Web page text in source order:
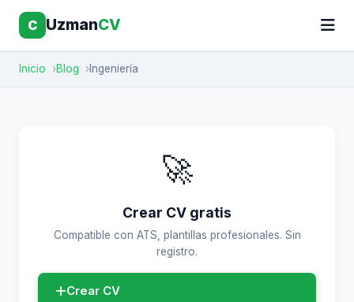
C UzmanCV
Inicio Blog Ingeniería
🚀
Crear CV gratis
Compatible con ATS, plantillas profesionales. Sin
registro.
Crear CV